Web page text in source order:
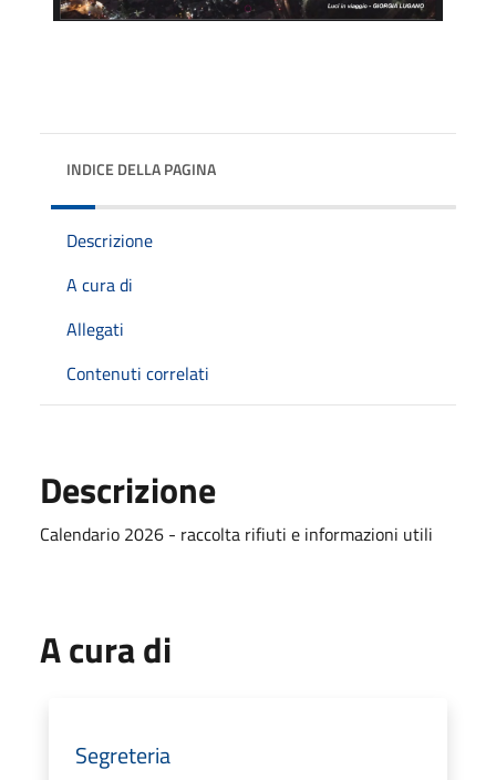
INDICE DELLA PAGINA
Descrizione
A cura di
Allegati
Contenuti correlati
Descrizione
Calendario 2026 - raccolta rifiuti e informazioni utili
A cura di
Segreteria